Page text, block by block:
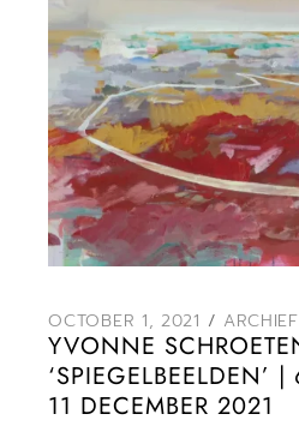
OCTOBER 1, 2021 ARCHIEF
YVONNE
‘SPIEGELBEELDEN’
11 DECEMBER 2021